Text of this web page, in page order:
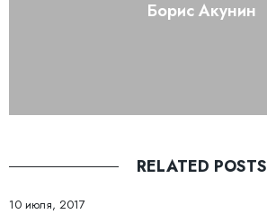
Борис Акунин
RELATED POSTS
10 июля, 2017